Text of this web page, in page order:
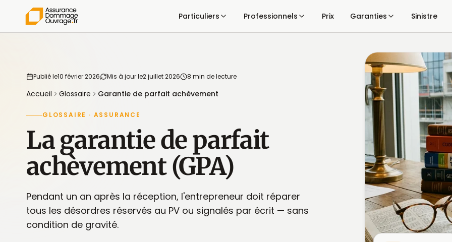
Particuliers Professionnels Prix Garanties Sinistre
Publié le10 février 2026 Mis à jour le2 juillet 2026 8 min de lecture
Accueil Glossaire Garantie de parfait achèvement
GLOSSAIRE · ASSURANCE
La garantie de parfait
achèvement (GPA)
Pendant un an après la réception, l'entrepreneur doit réparer
tous les désordres réservés au PV ou signalés par écrit — sans
condition de gravité.